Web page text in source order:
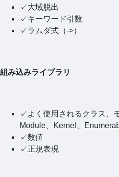
✓大域脱出
✓キーワード引数
✓ラムダ式（->）
組み込みライブラリ
✓よく使用されるクラス、
Module、Kernel、
✓数値
✓正規表現